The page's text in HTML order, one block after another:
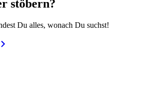
stöbern?
Du alles, wonach Du suchst!